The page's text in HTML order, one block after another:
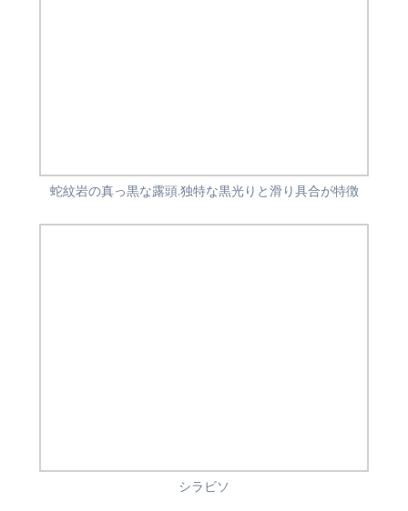
蛇紋岩の真っ黒な露頭.独特な黒光りと滑り具合が特徴
シラビソ